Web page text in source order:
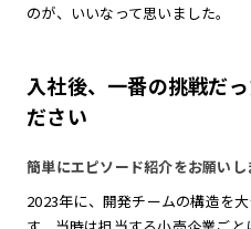
のが、いいなって思いました。
入社後、一番の挑戦だ
ださい
簡単にエピソード紹介をお願いし
2023年に、開発チームの構造を